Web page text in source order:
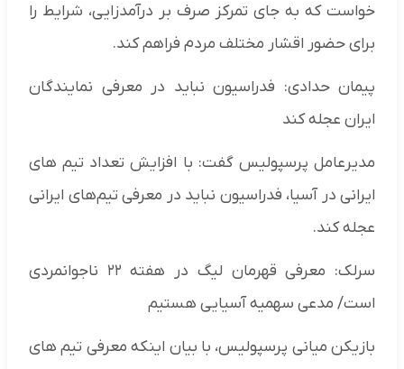
خواست که به جای تمرکز صرف بر درآمدزایی، شرایط را
برای حضور اقشار مختلف مردم فراهم کند.
پیمان حدادی: فدراسیون نباید در معرفی نمایندگان
ایران عجله کند
مدیرعامل پرسپولیس گفت: با افزایش تعداد تیم های
ایرانی در آسیا، فدراسیون نباید در معرفی تیم‌های ایرانی
عجله کند.
سرلک: معرفی قهرمان لیگ‌ در هفته ۲۲ ناجوانمردی
است/ مدعی سهمیه آسیایی هستیم
بازیکن میانی پرسپولیس، با بیان اینکه معرفی تیم های